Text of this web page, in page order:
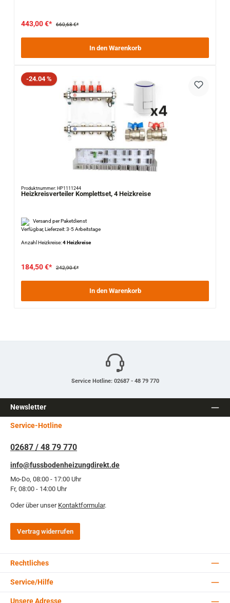
443,00 €* 660,68 €*
In den Warenkorb
Rabatt
-24.04 %
Produktnummer: HP1111244
Heizkreisverteiler Komplettset, 4 Heizkreise
Versand per Paketdienst
Verfügbar, Lieferzeit: 3-5 Arbeitstage
Anzahl Heizkreise:4 Heizkreise
184,50 €* 242,90 €*
In den Warenkorb
Service Hotline: 02687 - 48 79 770
Newsletter
Service-Hotline
02687 / 48 79 770
info@fussbodenheizungdirekt.de
Mo-Do, 08:00 - 17:00 Uhr
Fr, 08:00 - 14:00 Uhr
Oder über unser Kontaktformular.
Vertrag widerrufen
Rechtliches
Service/Hilfe